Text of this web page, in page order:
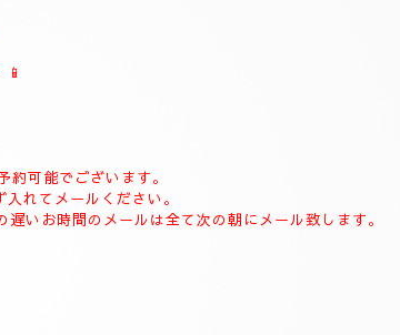
約可能でございます。
れてメールください。
いお時間のメールは全て次の朝にメール致します。